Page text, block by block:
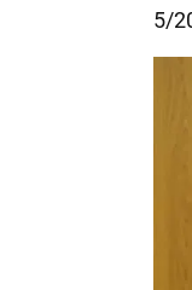
5/